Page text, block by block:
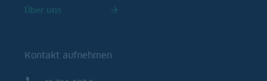
Über uns
Kontakt aufnehmen